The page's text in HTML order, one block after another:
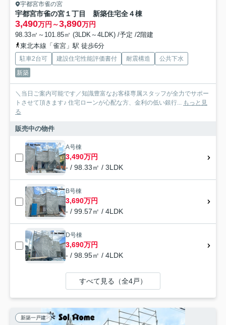
宇都宮市雀の宮
宇都宮市雀の宮１丁目 新築住宅全４棟
3,490万円～3,890万円
98.33㎡～101.85㎡ (3LDK～4LDK) /予定 /2階建
東北本線「雀宮」駅 徒歩6分
駐車2台可 建設住宅性能評価書付 耐震構造
公共下水
新築
＼当日ご案内可能です／知識豊富なお客様専属スタッフが全力でサポー
トさせて頂きます♪ 住宅ローンが心配な方、金利の低い銀行... もっと見
る
販売中の物件
A号棟
3,490万円
- / 98.33㎡ / 3LDK
B号棟
3,690万円
- / 99.57㎡ / 4LDK
D号棟
3,690万円
- / 98.95㎡ / 4LDK
すべて見る（全4戸）
新築一戸建